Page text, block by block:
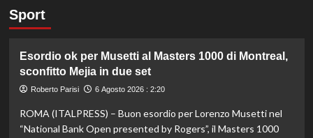
Sport
Esordio ok per Musetti al Masters 1000 di Montreal,
sconfitto Mejia in due set
Roberto Parisi 6 Agosto 2026 : 2:20
ROMA (ITALPRESS) – Buon esordio per Lorenzo Musetti nel
“National Bank Open presented by Rogers”, il Masters 1000